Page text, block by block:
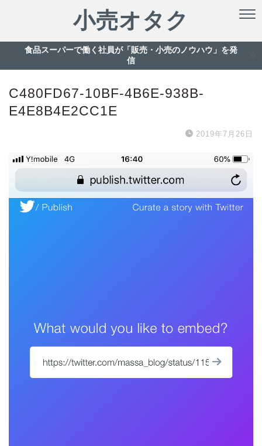
小売オタク
食品スーパーで働く社員が「販売・小売のノウハウ」を発
信
C480FD67-10BF-4B6E-938B-
E4E8B4E2CC1E
2019年7月26日